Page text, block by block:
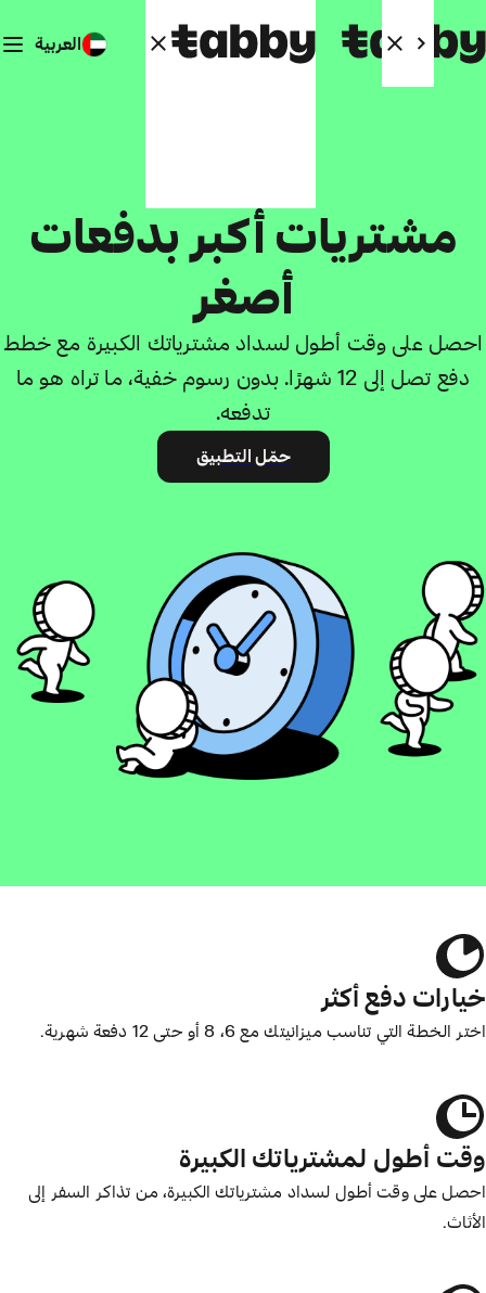
العربية
مشتريات أكبر بدفعات
أصغر
احصل على وقت أطول لسداد مشترياتك الكبيرة مع خطط
دفع تصل إلى 12 شهرًا. بدون رسوم خفية، ما تراه هو ما
تدفعه.
حمّل التطبيق
خيارات دفع أكثر
اختر الخطة التي تناسب ميزانيتك مع 6، 8 أو حتى 12 دفعة شهرية.
وقت أطول لمشترياتك الكبيرة
احصل على وقت أطول لسداد مشترياتك الكبيرة، من تذاكر السفر إلى
الأثاث.